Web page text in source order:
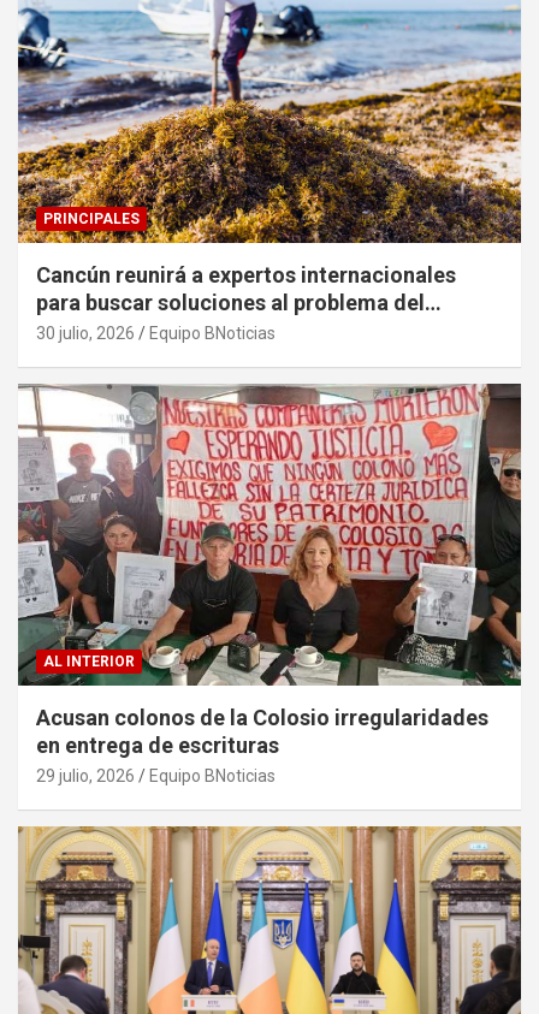
PRINCIPALES
Cancún reunirá a expertos internacionales
para buscar soluciones al problema del
sargazo
30 julio, 2026 Equipo BNoticias
AL INTERIOR
Acusan colonos de la Colosio irregularidades
en entrega de escrituras
29 julio, 2026 Equipo BNoticias